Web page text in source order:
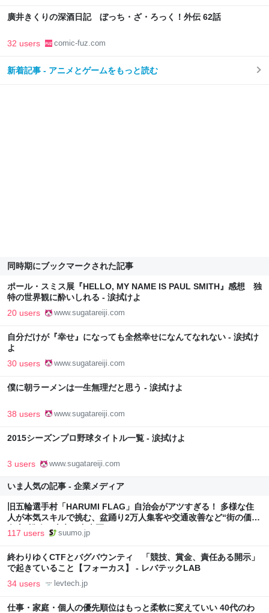
廣井きくりの深酒日記 ぼっち・ざ・ろっく！外伝 62話
32 users comic-fuz.com
新着記事 - アニメとゲームをもっと読む
同時期にブックマークされた記事
ポール・スミス展『HELLO, MY NAME IS PAUL SMITH』感想 独
特の世界観に酔いしれる - 涙拭けよ
20 users www.sugatareiji.com
自分だけが『幸せ』になっても全然幸せになんてなれない - 涙拭け
よ
30 users www.sugatareiji.com
僕に朝ラーメンは一生無理だと思う - 涙拭けよ
38 users www.sugatareiji.com
2015シーズンプロ野球タイトル一覧 - 涙拭けよ
3 users www.sugatareiji.com
いま人気の記事 - 企業メディア
旧五輪選手村「HARUMI FLAG」自治会がアツすぎる！ 多様な住
人が本気スキルで挑む、盆踊り2万人集客や交通改善など“街の価値
向上”戦略 東京・中央区
117 users suumo.jp
終わりゆくCTFとバグバウンティ 「競技、賞金、責任ある開示」
で起きていること【フォーカス】 - レバテックLAB
34 users levtech.jp
仕事・家庭・個人の優先順位はもっと柔軟に変えていい 40代のわ